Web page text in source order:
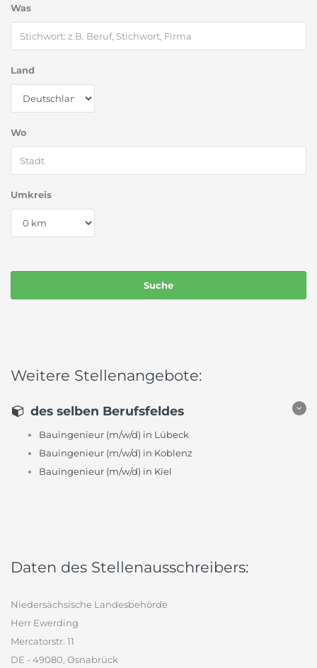
Was
Land
Wo
Umkreis
Weitere Stellenangebote:
des selben Berufsfeldes
Bauingenieur (m/w/d) in Lübeck
Bauingenieur (m/w/d) in Koblenz
Bauingenieur (m/w/d) in Kiel
Daten des Stellenausschreibers:
Niedersächsische Landesbehörde
Herr Ewerding
Mercatorstr. 11
DE - 49080, Osnabrück